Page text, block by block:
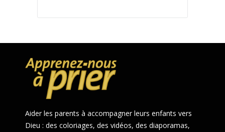
Aider les parents à accompagner leurs enfants vers
Dieu : des coloriages, des vidéos, des diaporamas,